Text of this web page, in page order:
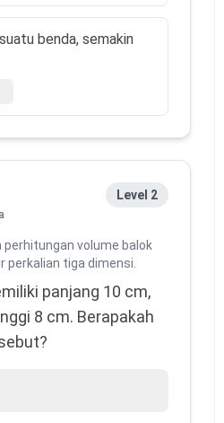
benda, semakin
Level 2
perhitungan volume balok
perkalian tiga dimensi.
panjang 10 cm,
8 cm. Berapakah